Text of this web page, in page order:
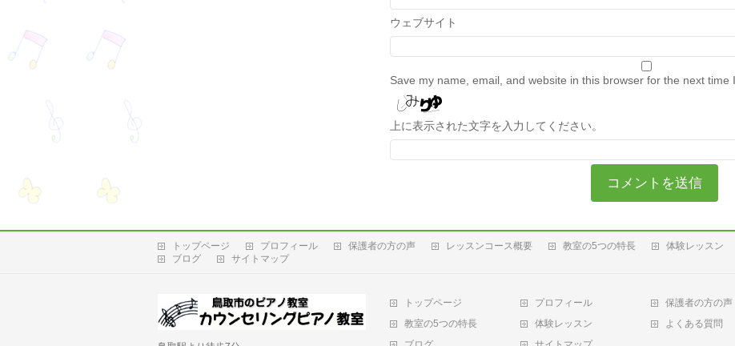
ウェブサイト
Save my name, email, and website in this browser for the next time
上に表示された文字を入力してください。
トップページ プロフィール 保護者の方の声 レッスンコース概要 教室の5つの特長 体験レッスン
ブログ
サイトマップ
トップページ プロフィール 保護者の方の声
教室の5つの特長
体験レッスン よくある質問